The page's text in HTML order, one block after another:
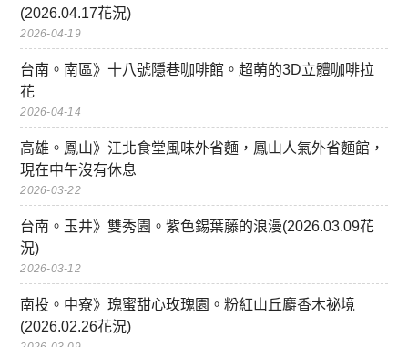
(2026.04.17花況)
2026-04-19
台南。南區》十八號隱巷咖啡館。超萌的3D立體咖啡拉
花
2026-04-14
高雄。鳳山》江北食堂風味外省麵，鳳山人氣外省麵館，
現在中午沒有休息
2026-03-22
台南。玉井》雙秀園。紫色錫葉藤的浪漫(2026.03.09花
況)
2026-03-12
南投。中寮》瑰蜜甜心玫瑰園。粉紅山丘麝香木祕境
(2026.02.26花況)